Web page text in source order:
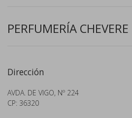
PERFUMERÍA CHEVERE
Dirección
AVDA. DE VIGO, Nº 224
CP: 36320